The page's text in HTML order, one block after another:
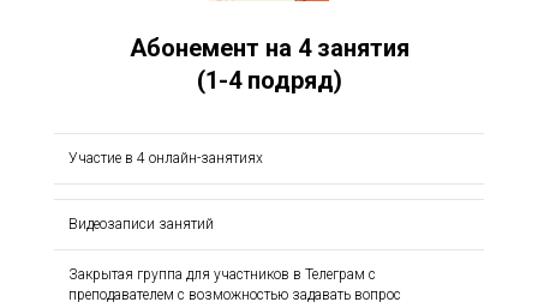
Абонемент на 4 занятия
(1-4 подряд)
Участие в 4 онлайн-занятиях
Видеозаписи занятий
Закрытая группа для участников в Телеграм с
преподавателем с возможностью задавать вопрос